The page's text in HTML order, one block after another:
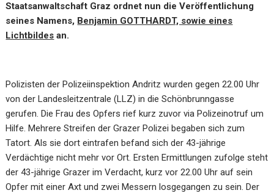
Staatsanwaltschaft Graz ordnet nun die Veröffentlichung
seines Namens, Benjamin GOTTHARDT, sowie eines
Lichtbildes an.
Polizisten der Polizeiinspektion Andritz wurden gegen 22.00 Uhr
von der Landesleitzentrale (LLZ) in die Schönbrunngasse
gerufen. Die Frau des Opfers rief kurz zuvor via Polizeinotruf um
Hilfe. Mehrere Streifen der Grazer Polizei begaben sich zum
Tatort. Als sie dort eintrafen befand sich der 43-jährige
Verdächtige nicht mehr vor Ort. Ersten Ermittlungen zufolge steht
der 43-jährige Grazer im Verdacht, kurz vor 22.00 Uhr auf sein
Opfer mit einer Axt und zwei Messern losgegangen zu sein. Der